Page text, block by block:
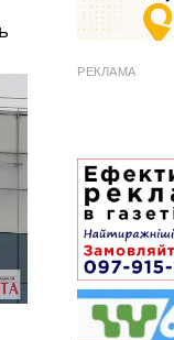
РЕКЛАМА